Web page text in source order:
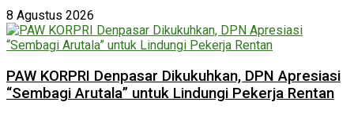
8 Agustus 2026
PAW KORPRI Denpasar Dikukuhkan, DPN Apresiasi
“Sembagi Arutala” untuk Lindungi Pekerja Rentan